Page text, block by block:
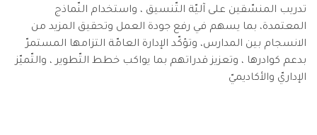
تدريب المنسّقين على آليّة التّنسيق ، واستخدام النّماذج
المعتمدة، بما يسهم في رفع جودة العمل وتحقيق المزيد من
الانسجام بين المدارس، وتؤكّد الإدارة العامّة التزامها المستمرّ
بدعم كوادرها ، وتعزيز قدراتهم بما يواكب خطط التّطوير ، والتّميّز
الإداريّ والأكاديميّ